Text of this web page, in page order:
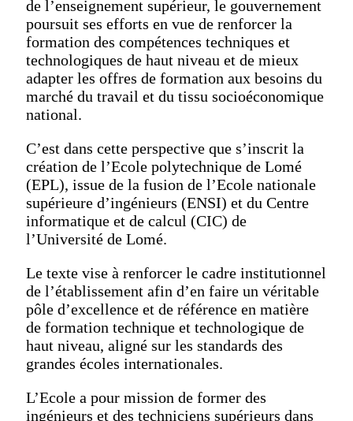
de l’enseignement supérieur, le gouvernement
poursuit ses efforts en vue de renforcer la
formation des compétences techniques et
technologiques de haut niveau et de mieux
adapter les offres de formation aux besoins du
marché du travail et du tissu socioéconomique
national.
C’est dans cette perspective que s’inscrit la
création de l’Ecole polytechnique de Lomé
(EPL), issue de la fusion de l’Ecole nationale
supérieure d’ingénieurs (ENSI) et du Centre
informatique et de calcul (CIC) de
l’Université de Lomé.
Le texte vise à renforcer le cadre institutionnel
de l’établissement afin d’en faire un véritable
pôle d’excellence et de référence en matière
de formation technique et technologique de
haut niveau, aligné sur les standards des
grandes écoles internationales.
L’Ecole a pour mission de former des
ingénieurs et des techniciens supérieurs dans